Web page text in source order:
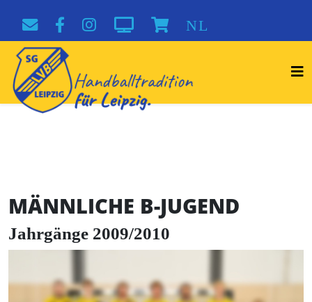
NL
MÄNNLICHE B-JUGEND
Jahrgänge 2009/2010